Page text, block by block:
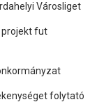
Városliget
projekt fut
folytató